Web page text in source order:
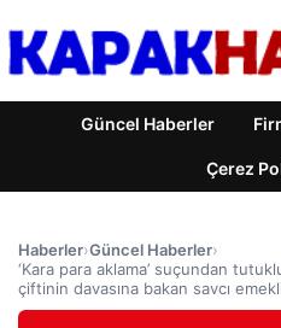
Güncel Haberler
Çerez
Haberler›Güncel Haberler›
‘Kara para aklama’ suçundan
çiftinin davasına bakan savcı